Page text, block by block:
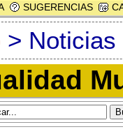
SUGERENCIAS
> Noticias